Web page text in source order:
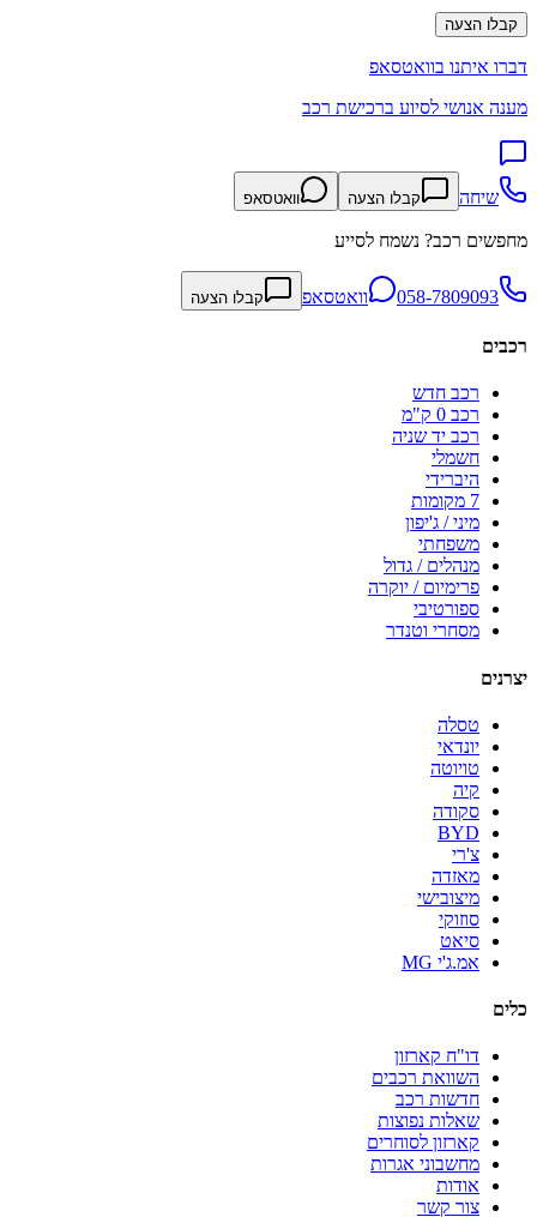
קבלו הצעה
דברו איתנו בוואטסאפ
מענה אנושי לסיוע ברכישת רכב
שיחה קבלו הצעה וואטסאפ
מחפשים רכב? נשמח לסייע
058-7809093 וואטסאפ קבלו הצעה
רכבים
רכב חדש
רכב 0 ק"מ
רכב יד שניה
חשמלי
היברידי
7 מקומות
מיני / ג'יפון
משפחתי
מנהלים / גדול
פרימיום / יוקרה
ספורטיבי
מסחרי וטנדר
יצרנים
טסלה
יונדאי
טויוטה
קיה
סקודה
BYD
צ'רי
מאזדה
מיצובישי
סוזוקי
סיאט
אמ.ג'י MG
כלים
דו"ח קארזון
השוואת רכבים
חדשות רכב
שאלות נפוצות
קארזון לסוחרים
מחשבוני אגרות
אודות
צור קשר